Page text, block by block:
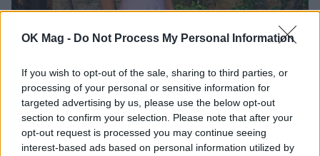
OK Mag - Do Not Process My Personal Information
If you wish to opt-out of the sale, sharing to third parties, or
processing of your personal or sensitive information for
targeted advertising by us, please use the below opt-out
section to confirm your selection. Please note that after your
opt-out request is processed you may continue seeing
interest-based ads based on personal information utilized by
και η συγκινητική αποκάλυψη για την
εγκυμοσύνη της